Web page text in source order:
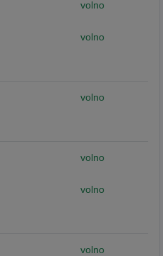
volno
volno
volno
volno
volno
volno